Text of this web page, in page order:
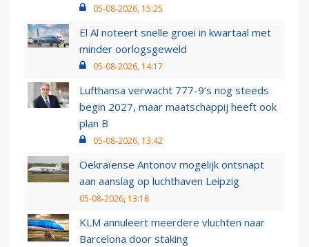
05-08-2026, 15:25
El Al noteert snelle groei in kwartaal met
minder oorlogsgeweld
05-08-2026, 14:17
Lufthansa verwacht 777-9’s nog steeds
begin 2027, maar maatschappij heeft ook
plan B
05-08-2026, 13:42
Oekraïense Antonov mogelijk ontsnapt
aan aanslag op luchthaven Leipzig
05-08-2026, 13:18
KLM annuleert meerdere vluchten naar
Barcelona door staking